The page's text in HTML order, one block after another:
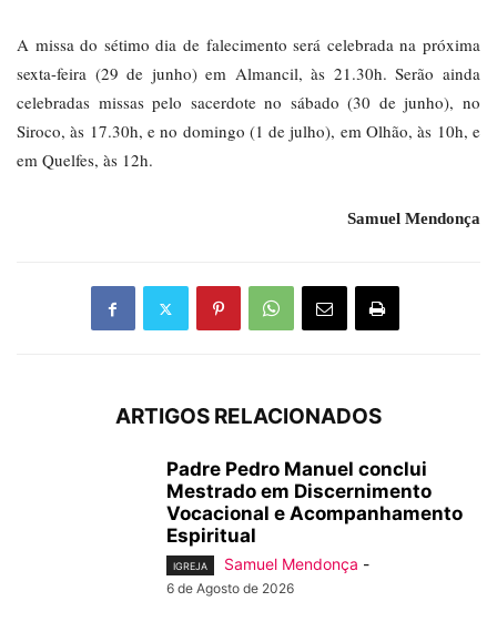
A missa do sétimo dia de falecimento será celebrada na próxima
sexta-feira (29 de junho) em Almancil, às 21.30h. Serão ainda
celebradas missas pelo sacerdote no sábado (30 de junho), no
Siroco, às 17.30h, e no domingo (1 de julho), em Olhão, às 10h, e
em Quelfes, às 12h.
Samuel Mendonça
ARTIGOS RELACIONADOS
Padre Pedro Manuel conclui
Mestrado em Discernimento
Vocacional e Acompanhamento
Espiritual
IGREJA Samuel Mendonça -
6 de Agosto de 2026